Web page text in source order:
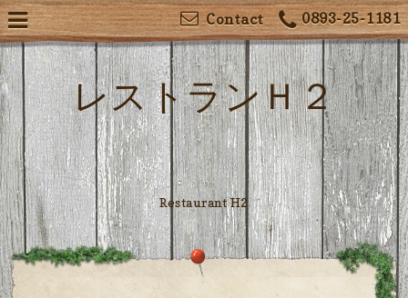
0893-25-1181
Contact
レストランＨ２
Restaurant H2